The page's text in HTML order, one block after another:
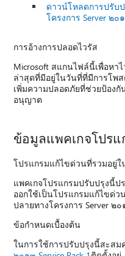
ดาวน์โหลดการปรั
โครงการ Server ๒๐
การอ้างการปลอดไวรัส
Microsoft สแกนไฟล์นี้เพื่อหา
ล่าสุดที่มีอยู่ในวันที่ที่มีการโพ
เพิ่มความปลอดภัยที่ช่วยป้องกั
อนุญาต
ข้อมูลแพคเกจโปรแ
โปรแกรมแก้ไขด่วนที่รวมอยู่
แพคเกจโปรแกรมปรับปรุงนี้ป
ออกใช้เป็นโปรแกรมแก้ไขด่
ปลายทางโครงการ Server ๒
ข้อกำหนดเบื้องต้น
ในการใช้การปรับปรุงนี้สะส